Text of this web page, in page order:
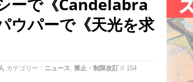
ウパーで《天光を求
カテゴリー： ニュース, 禁止・制限改訂 // 154